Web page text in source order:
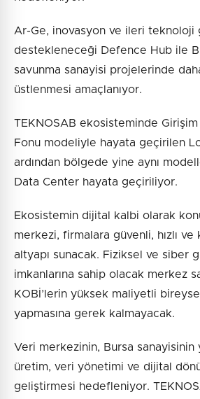
Ar-Ge, inovasyon ve ileri teknoloji
destekleneceği Defence Hub ile
savunma sanayisi projelerinde
üstlenmesi amaçlanıyor.
TEKNOSAB ekosisteminde Girişim
Fonu modeliyle hayata geçirilen
ardından bölgede yine aynı
Data Center hayata geçiriliyor.
Ekosistemin dijital kalbi olarak
merkezi, firmalara güvenli, hızlı ve
altyapı sunacak. Fiziksel ve siber
imkanlarına sahip olacak merkez
KOBİ’lerin yüksek maliyetli bireysel
yapmasına gerek kalmayacak.
Veri merkezinin, Bursa sanayisinin
üretim, veri yönetimi ve dijital
geliştirmesi hedefleniyor.